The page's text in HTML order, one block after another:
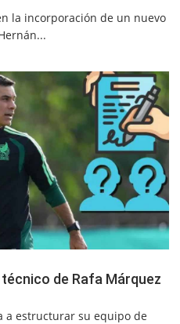
la incorporación de un nuevo
de Rafa Márquez
a estructurar su equipo de